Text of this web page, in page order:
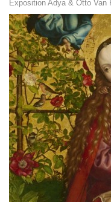
Exposition Adya & Otto Van